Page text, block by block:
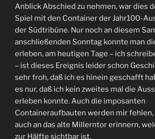
Anblick Abschied zu nehmen, war dies
Spiel mit den Container der Jahr100-
der Südtribüne. Nur noch an diesem
anschließenden Sonntag konnte man
erleben, am heutigen Tage – ich
– ist dieses Ereignis leider schon
sehr froh, daß ich es hinein geschafft
es nur, daß ich kein zweites mal die
erleben konnte. Auch die imposanten
Containeraufbauten werden mir
auch an das alte Millerntor erinnern,
zur Hälfte sichtbar ist.